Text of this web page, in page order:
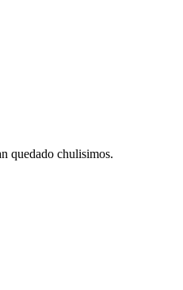
quedado chulisimos.